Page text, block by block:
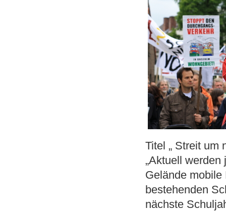
Titel „ Streit um
„Aktuell
Gelände
bestehenden
nächste